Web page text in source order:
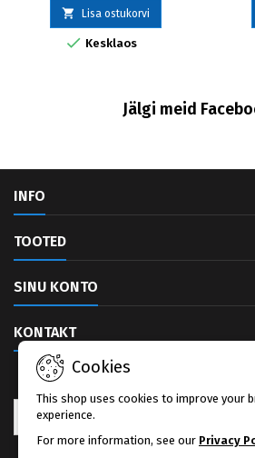
 Lisa ostukorvi
 Kesklaos
Jälgi meid
INFO
TOOTED
SINU KONTO
KONTAKT
Cookies
This shop uses cookies to improve your
experience.
For more information, see our Privacy